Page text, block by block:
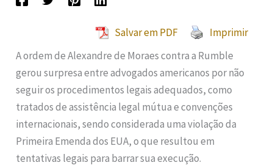
Salvar em PDF
Imprimir
A ordem de Alexandre de Moraes contra a Rumble
gerou surpresa entre advogados americanos por não
seguir os procedimentos legais adequados, como
tratados de assistência legal mútua e convenções
internacionais, sendo considerada uma violação da
Primeira Emenda dos EUA, o que resultou em
tentativas legais para barrar sua execução.